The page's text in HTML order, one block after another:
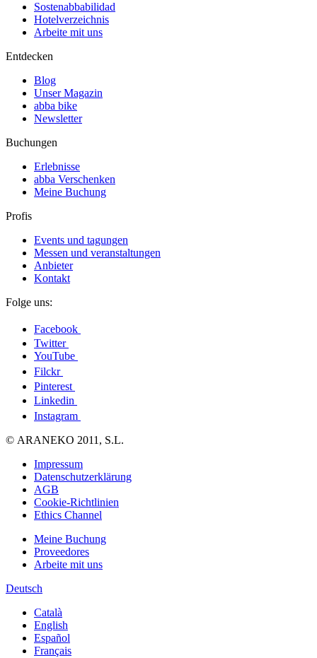
Sostenabbabilidad
Hotelverzeichnis
Arbeite mit uns
Entdecken
Blog
Unser Magazin
abba bike
Newsletter
Buchungen
Erlebnisse
abba Verschenken
Meine Buchung
Profis
Events und tagungen
Messen und veranstaltungen
Anbieter
Kontakt
Folge uns:
Facebook
Twitter
YouTube
Filckr
Pinterest
Linkedin
Instagram
© ARANEKO 2011, S.L.
Impressum
Datenschutzerklärung
AGB
Cookie-Richtlinien
Ethics Channel
Meine Buchung
Proveedores
Arbeite mit uns
Deutsch
Català
English
Español
Français